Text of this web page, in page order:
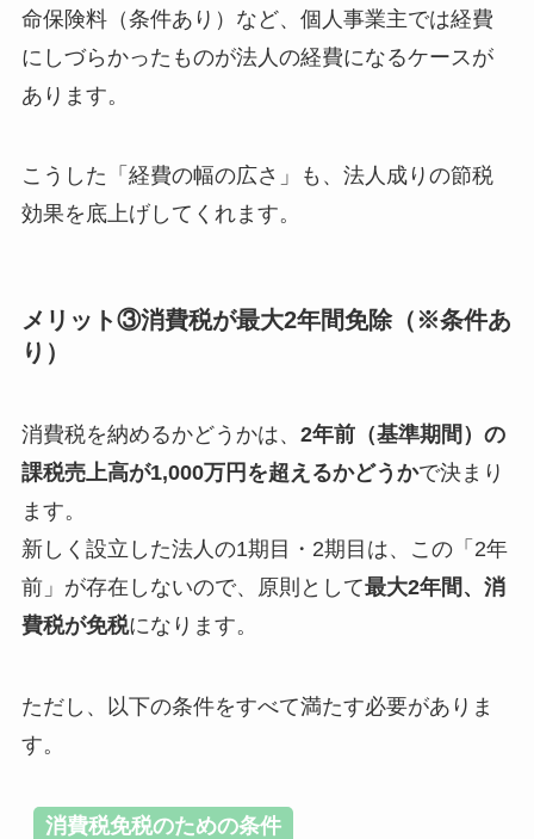
命保険料（条件あり）など、個人事業主では経費
にしづらかったものが法人の経費になるケースが
あります。
こうした「経費の幅の広さ」も、法人成りの節税
効果を底上げしてくれます。
メリット③消費税が最大2年間免除（※条件あ
り）
消費税を納めるかどうかは、 2年前（基準期間）の
課税売上高が1,000万円を超えるかどうかで決まり
ます。
新しく設立した法人の1期目・2期目は、この「2年
前」が存在しないので、原則として最大2年間、消
費税が免税になります。
ただし、以下の条件をすべて満たす必要がありま
す。
消費税免税のための条件